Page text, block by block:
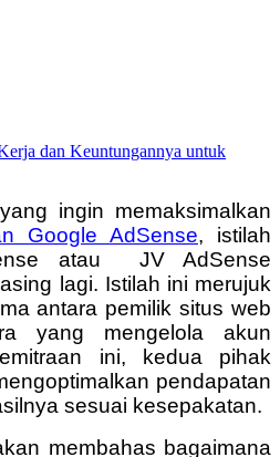
ingin memaksimalkan
Google AdSense, istilah
atau JV AdSense
lagi. Istilah ini merujuk
antara pemilik situs web
yang mengelola akun
ini, kedua pihak
pendapatan
sesuai kesepakatan.
membahas bagaimana